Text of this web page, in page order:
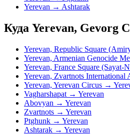
Yerevan → Ashtarak
Куда Yerevan, Gevorg
Yerevan, Republic Square
Yerevan, Armenian Genocide
Yerevan, France Square
Yerevan, Zvartnots
Yerevan, Yerevan Circus →
Vagharshapat → Yerevan
Abovyan → Yerevan
Zvartnots → Yerevan
Ptghunk → Yerevan
Ashtarak → Yerevan